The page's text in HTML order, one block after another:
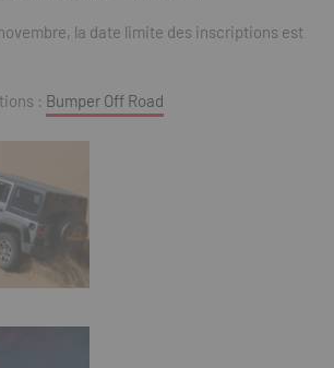
la date limite des inscriptions est
: Bumper Off Road